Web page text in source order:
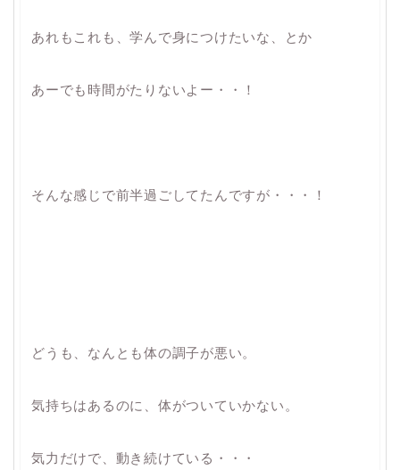
あれもこれも、学んで身につけたいな、とか
あーでも時間がたりないよー・・！
そんな感じで前半過ごしてたんですが・・・！
どうも、なんとも体の調子が悪い。
気持ちはあるのに、体がついていかない。
気力だけで、動き続けている・・・